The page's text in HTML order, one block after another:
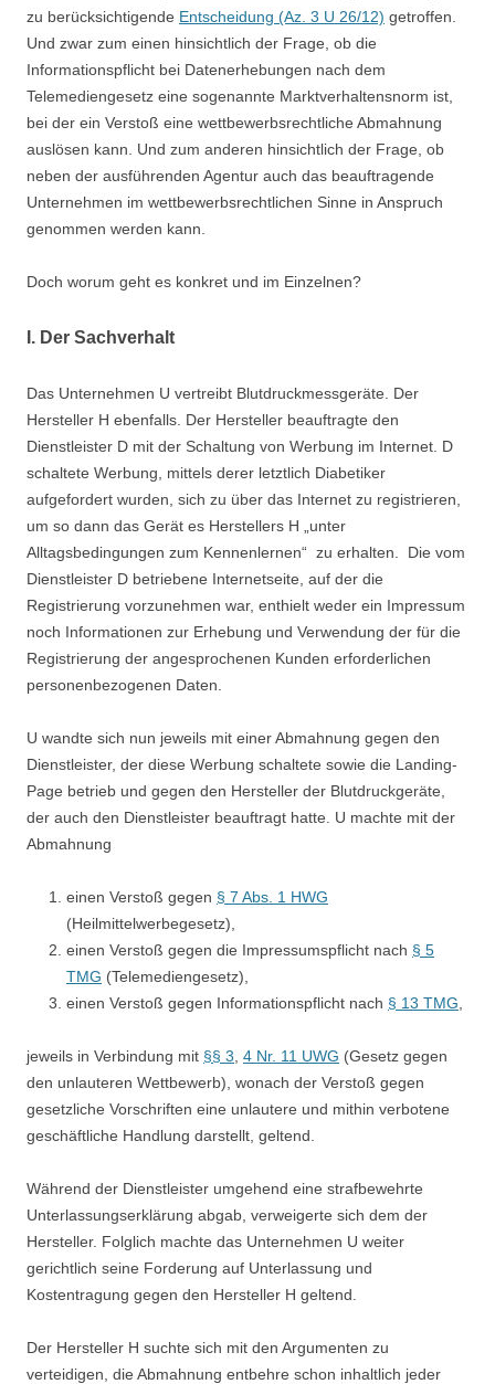
zu berücksichtigende Entscheidung (Az. 3 U 26/12) getroffen.
Und zwar zum einen hinsichtlich der Frage, ob die
Informationspflicht bei Datenerhebungen nach dem
Telemediengesetz eine sogenannte Marktverhaltensnorm ist,
bei der ein Verstoß eine wettbewerbsrechtliche Abmahnung
auslösen kann. Und zum anderen hinsichtlich der Frage, ob
neben der ausführenden Agentur auch das beauftragende
Unternehmen im wettbewerbsrechtlichen Sinne in Anspruch
genommen werden kann.
Doch worum geht es konkret und im Einzelnen?
I. Der Sachverhalt
Das Unternehmen U vertreibt Blutdruckmessgeräte. Der
Hersteller H ebenfalls. Der Hersteller beauftragte den
Dienstleister D mit der Schaltung von Werbung im Internet. D
schaltete Werbung, mittels derer letztlich Diabetiker
aufgefordert wurden, sich zu über das Internet zu registrieren,
um so dann das Gerät es Herstellers H „unter
Alltagsbedingungen zum Kennenlernen“ zu erhalten. Die vom
Dienstleister D betriebene Internetseite, auf der die
Registrierung vorzunehmen war, enthielt weder ein Impressum
noch Informationen zur Erhebung und Verwendung der für die
Registrierung der angesprochenen Kunden erforderlichen
personenbezogenen Daten.
U wandte sich nun jeweils mit einer Abmahnung gegen den
Dienstleister, der diese Werbung schaltete sowie die Landing-
Page betrieb und gegen den Hersteller der Blutdruckgeräte,
der auch den Dienstleister beauftragt hatte. U machte mit der
Abmahnung
einen Verstoß gegen § 7 Abs. 1 HWG
(Heilmittelwerbegesetz),
einen Verstoß gegen die Impressumspflicht nach § 5
TMG (Telemediengesetz),
einen Verstoß gegen Informationspflicht nach § 13 TMG
jeweils in Verbindung mit §§ 3 4 Nr. 11 UWG (Gesetz gegen
den unlauteren Wettbewerb), wonach der Verstoß gegen
gesetzliche Vorschriften eine unlautere und mithin verbotene
geschäftliche Handlung darstellt, geltend.
Während der Dienstleister umgehend eine strafbewehrte
Unterlassungserklärung abgab, verweigerte sich dem der
Hersteller. Folglich machte das Unternehmen U weiter
gerichtlich seine Forderung auf Unterlassung und
Kostentragung gegen den Hersteller H geltend.
Der Hersteller H suchte sich mit den Argumenten zu
verteidigen, die Abmahnung entbehre schon inhaltlich jeder